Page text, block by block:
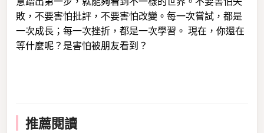
敗，不要害怕批評，不要害怕改變。每一次嘗試，都是
一次成長；每一次挫折，都是一次學習。 現在，你還在
等什麼呢？是害怕被朋友看到？
推薦閱讀